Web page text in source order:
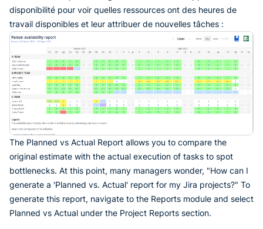
disponibilité pour voir quelles ressources ont des heures de
travail disponibles et leur attribuer de nouvelles tâches :
The Planned vs Actual Report allows you to compare the
original estimate with the actual execution of tasks to spot
bottlenecks. At this point, many managers wonder, "How can I
generate a 'Planned vs. Actual' report for my Jira projects?" To
generate this report, navigate to the Reports module and select
Planned vs Actual under the Project Reports section.